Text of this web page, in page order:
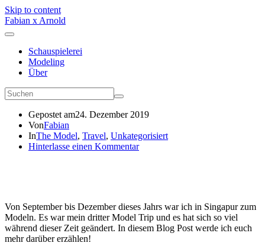
Skip to content
Fabian x Arnold
Schauspielerei
Modeling
Über
Gepostet am24. Dezember 2019
VonFabian
InThe Model, Travel, Unkategorisiert
Hinterlasse einen Kommentar
Von September bis Dezember dieses Jahrs war ich in Singapur zum
Modeln. Es war mein dritter Model Trip und es hat sich so viel
während dieser Zeit geändert. In diesem Blog Post werde ich euch
mehr darüber erzählen!